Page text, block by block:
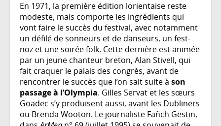
En 1971, la première édition lorientaise reste
modeste, mais comporte les ingrédients qui
vont faire le succès du festival, avec notamment
un défilé de sonneurs et de danseurs, un fest-
noz et une soirée folk. Cette dernière est animée
par un jeune chanteur breton, Alan Stivell, qui
fait craquer le palais des congrès, avant de
rencontrer le succès que l’on sait suite à son
passage à l’Olympia. Gilles Servat et les sœurs
Goadec s’y produisent aussi, avant les Dubliners
ou Brenda Wooton. Le journaliste Fañch Gestin,